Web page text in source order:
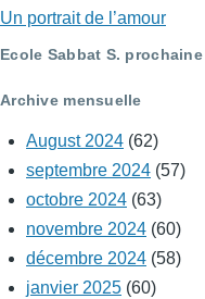
Un portrait de l’amour
Ecole Sabbat S. prochaine
Archive mensuelle
August 2024 (62)
septembre 2024 (57)
octobre 2024 (63)
novembre 2024 (60)
décembre 2024 (58)
janvier 2025 (60)